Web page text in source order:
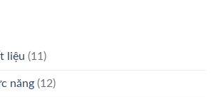
liệu (11)
năng (12)